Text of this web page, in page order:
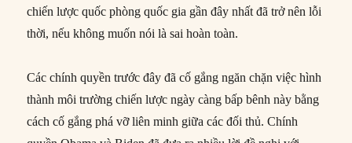
chiến lược quốc phòng quốc gia gần đây nhất đã trở nên lỗi
thời, nếu không muốn nói là sai hoàn toàn.
Các chính quyền trước đây đã cố gắng ngăn chặn việc hình
thành môi trường chiến lược ngày càng bấp bênh này bằng
cách cố gắng phá vỡ liên minh giữa các đối thủ. Chính